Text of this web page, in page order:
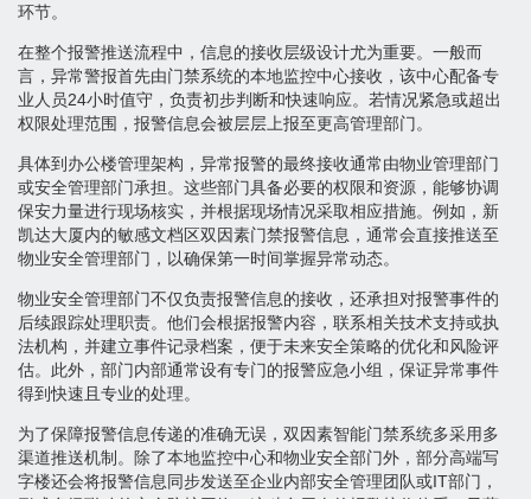
环节。
在整个报警推送流程中，信息的接收层级设计尤为重要。一般而
言，异常警报首先由门禁系统的本地监控中心接收，该中心配备专
业人员24小时值守，负责初步判断和快速响应。若情况紧急或超出
权限处理范围，报警信息会被层层上报至更高管理部门。
具体到办公楼管理架构，异常报警的最终接收通常由物业管理部门
或安全管理部门承担。这些部门具备必要的权限和资源，能够协调
保安力量进行现场核实，并根据现场情况采取相应措施。例如，新
凯达大厦内的敏感文档区双因素门禁报警信息，通常会直接推送至
物业安全管理部门，以确保第一时间掌握异常动态。
物业安全管理部门不仅负责报警信息的接收，还承担对报警事件的
后续跟踪处理职责。他们会根据报警内容，联系相关技术支持或执
法机构，并建立事件记录档案，便于未来安全策略的优化和风险评
估。此外，部门内部通常设有专门的报警应急小组，保证异常事件
得到快速且专业的处理。
为了保障报警信息传递的准确无误，双因素智能门禁系统多采用多
渠道推送机制。除了本地监控中心和物业安全部门外，部分高端写
字楼还会将报警信息同步发送至企业内部安全管理团队或IT部门，